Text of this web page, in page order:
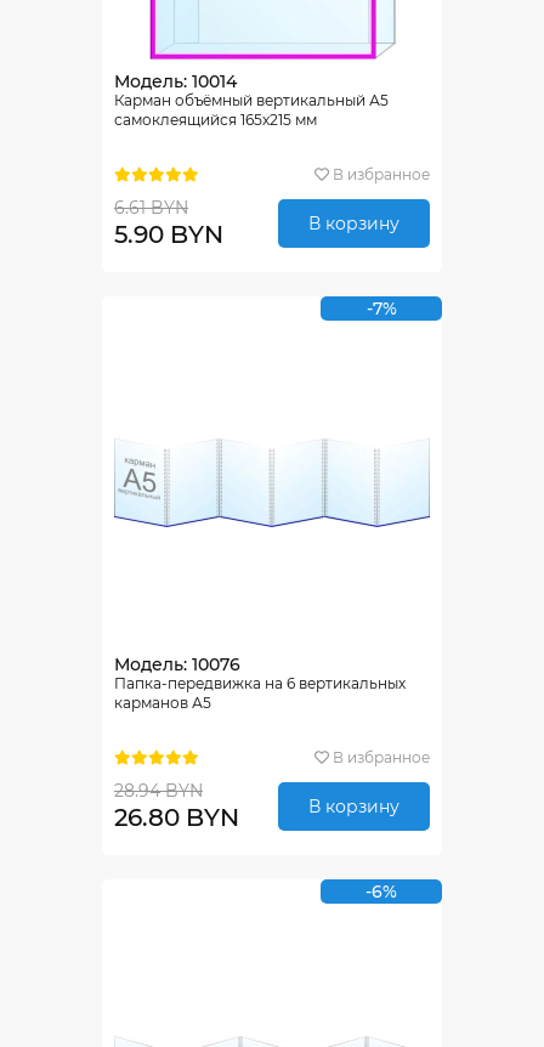
Модель: 10014
Карман объёмный вертикальный А5
самоклеящийся 165х215 мм
В избранное
6.61 BYN
5.90 BYN В корзину
-7%
Модель: 10076
Папка-передвижка на 6 вертикальных
карманов А5
В избранное
28.94 BYN
26.80 BYN В корзину
-6%